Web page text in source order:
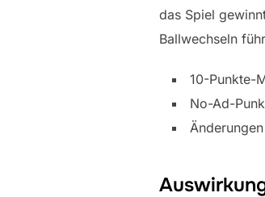
das Spiel
Ballwechseln
10-Punkte-
No-Ad-